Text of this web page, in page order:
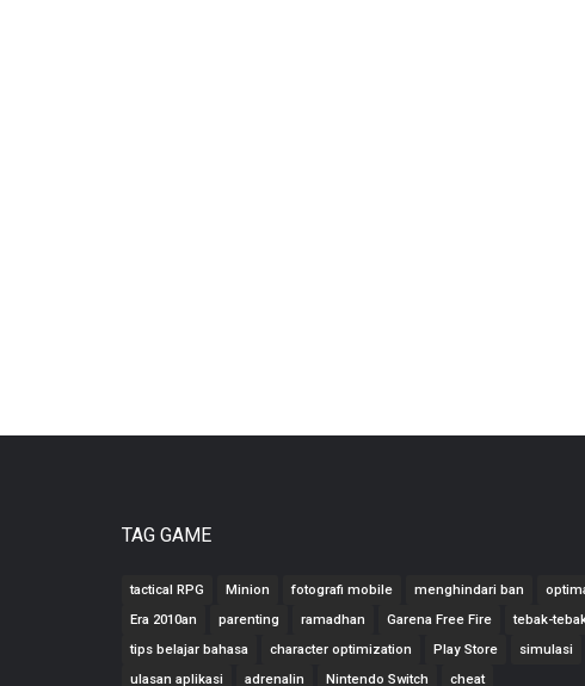
TAG GAME
tactical RPG Minion fotografi mobile menghindari ban
Era 2010an
parenting ramadhan Garena Free Fire
tebak-
tips belajar bahasa
character optimization Play Store simulasi
ulasan aplikasi
adrenalin Nintendo Switch cheat